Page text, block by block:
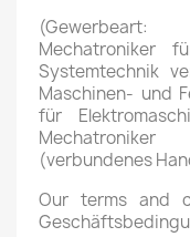
(Gewerbeart:
Mechatroniker
Systemtechnik
Maschinen- und
für
(verbundenes
Our terms and